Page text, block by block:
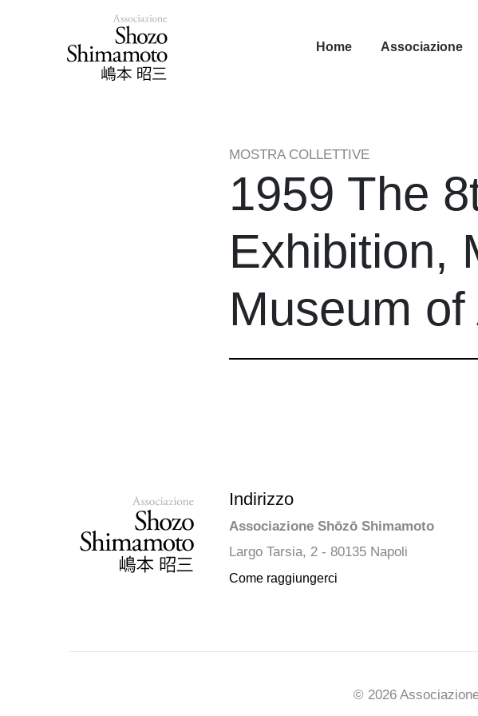
Home Associazione
MOSTRA COLLETTIVE
1959 The
Exhibition,
Museum
Indirizzo
Associazione Shōzō Shimamoto
Largo Tarsia, 2 - 80135 Napoli
Come raggiungerci
© 2026